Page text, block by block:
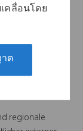
คลื่อนโดย
ต
Umfeld
zwingend
in der
Word).
regionale